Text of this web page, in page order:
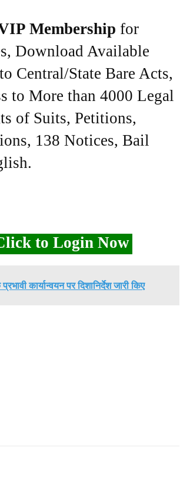
Membership for
Download Available
Central/State Bare Acts,
to More than 4000 Legal
of Suits, Petitions,
138 Notices, Bail
to Login Now
कार्यान्वयन पर दिशानिर्देश जारी किए